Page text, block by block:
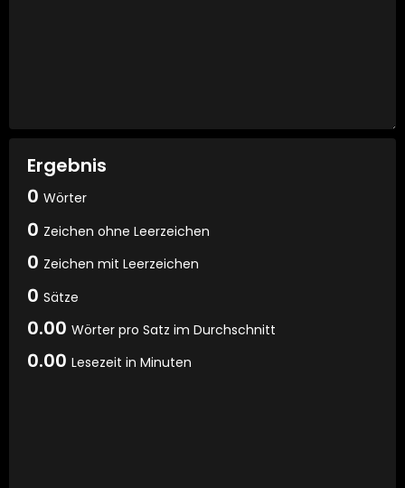
Ergebnis
0 Wörter
0 Zeichen ohne Leerzeichen
0 Zeichen mit Leerzeichen
0 Sätze
0.00 Wörter pro Satz im Durchschnitt
0.00 Lesezeit in Minuten